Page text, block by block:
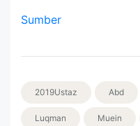
Sumber
2019Ustaz Abd
Luqman Muein